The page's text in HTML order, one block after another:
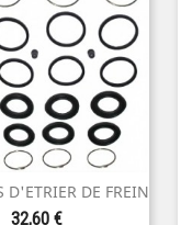
D'ETRIER DE FREIN
Prix
32,60 €
rapide